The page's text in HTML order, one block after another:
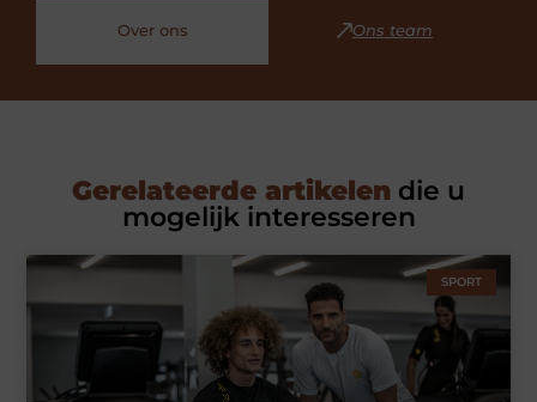
Over ons Ons team
Gerelateerde artikelen die u
mogelijk interesseren
SPORT